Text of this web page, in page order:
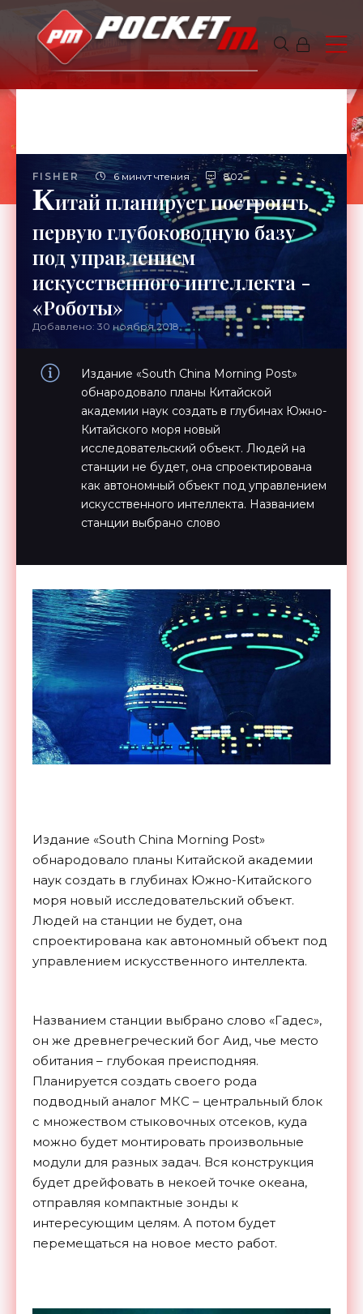
FISHER 6 минут чтения 802
Китай планирует построить
первую глубоководную базу
под управлением
искусственного интеллекта -
«Роботы»
Добавлено: 30 ноября 2018
Издание «South China Morning Post»
обнародовало планы Китайской
академии наук создать в глубинах Южно-
Китайского моря новый
исследовательский объект. Людей на
станции не будет, она спроектирована
как автономный объект под управлением
искусственного интеллекта. Названием
станции выбрано слово
Издание «South China Morning Post»
обнародовало планы Китайской академии
наук создать в глубинах Южно-Китайского
моря новый исследовательский объект.
Людей на станции не будет, она
спроектирована как автономный объект под
управлением искусственного интеллекта.
Названием станции выбрано слово «Гадес»,
он же древнегреческий бог Аид, чье место
обитания – глубокая преисподняя.
Планируется создать своего рода
подводный аналог МКС – центральный блок
с множеством стыковочных отсеков, куда
можно будет монтировать произвольные
модули для разных задач. Вся конструкция
будет дрейфовать в некоей точке океана,
отправляя компактные зонды к
интересующим целям. А потом будет
перемещаться на новое место работ.